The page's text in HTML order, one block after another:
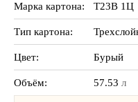
Марка картона: Т23В 1Ц
Тип картона:
Цвет: Бурый
Объём: 57.53 л